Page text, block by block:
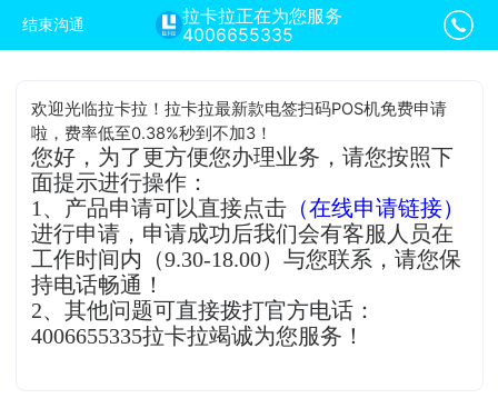
结束沟通
拉卡拉正在为您服务
4006655335
欢迎光临拉卡拉！拉卡拉最新款电签扫码POS机免费申请
啦，费率低至0.38%秒到不加3！
您好，为了更方便您办理业务，请您按照下
面提示进行操作：
1、产品申请可以直接点击 （在线申请链接）
进行申请，申请成功后我们会有客服人员在
工作时间内（9.30-18.00）与您联系，请您保
持电话畅通！
2、其他问题可直接拨打官方电话：
4006655335拉卡拉竭诚为您服务！